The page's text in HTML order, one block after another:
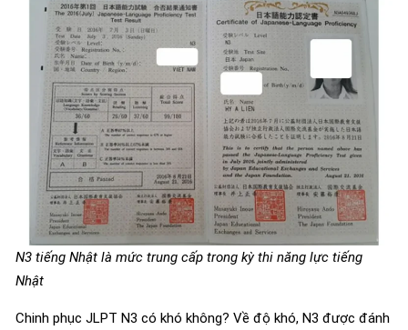
N3 tiếng Nhật là mức trung cấp trong kỳ thi năng lực tiếng
Nhật
Chinh phục JLPT N3 có khó không? Về độ khó, N3 được đánh